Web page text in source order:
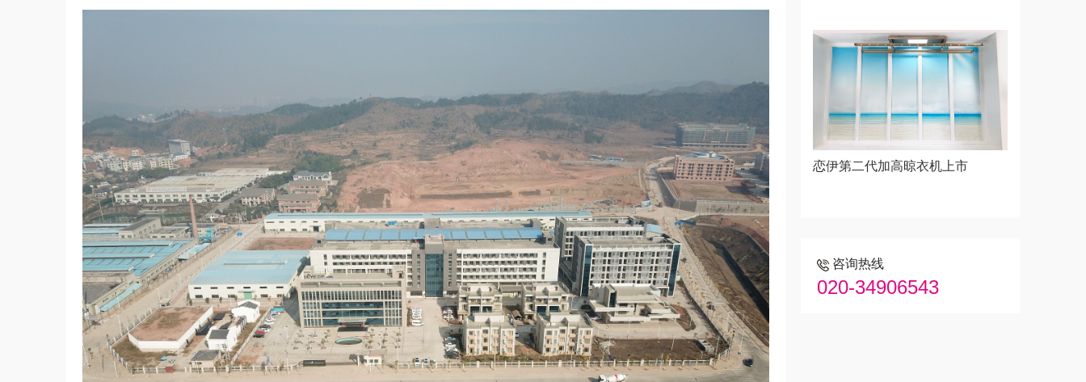
恋伊第二代加高晾衣机上市
咨询热线
020-34906543